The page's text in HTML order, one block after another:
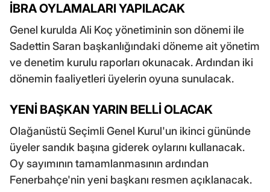
İBRA OYLAMALARI YAPILACAK
Genel kurulda Ali Koç yönetiminin son dönemi ile
Sadettin Saran başkanlığındaki döneme ait yönetim
ve denetim kurulu raporları okunacak. Ardından iki
dönemin faaliyetleri üyelerin oyuna sunulacak.
YENİ BAŞKAN YARIN BELLİ OLACAK
Olağanüstü Seçimli Genel Kurul'un ikinci gününde
üyeler sandık başına giderek oylarını kullanacak.
Oy sayımının tamamlanmasının ardından
Fenerbahçe'nin yeni başkanı resmen açıklanacak.